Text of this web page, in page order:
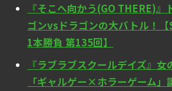
『そこへ向かう(GO THERE)』
ゴンvsドラゴンの大バトル！
1本勝負 第135回】
『ラブラブスクールデイズ』
「ギャルゲー×ホラーゲーム